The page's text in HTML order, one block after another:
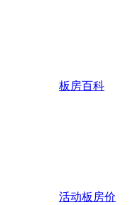
板房百科
活动板房价